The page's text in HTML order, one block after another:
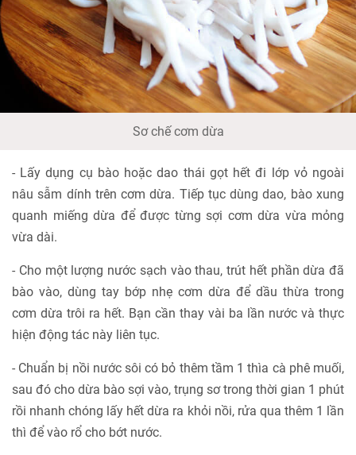
Sơ chế cơm dừa
- Lấy dụng cụ bào hoặc dao thái gọt hết đi lớp vỏ ngoài
nâu sẫm dính trên cơm dừa. Tiếp tục dùng dao, bào xung
quanh miếng dừa để được từng sợi cơm dừa vừa mỏng
vừa dài.
- Cho một lượng nước sạch vào thau, trút hết phần dừa đã
bào vào, dùng tay bớp nhẹ cơm dừa để dầu thừa trong
cơm dừa trôi ra hết. Bạn cần thay vài ba lần nước và thực
hiện động tác này liên tục.
- Chuẩn bị nồi nước sôi có bỏ thêm tầm 1 thìa cà phê muối,
sau đó cho dừa bào sợi vào, trụng sơ trong thời gian 1 phút
rồi nhanh chóng lấy hết dừa ra khỏi nồi, rửa qua thêm 1 lần
thì để vào rổ cho bớt nước.